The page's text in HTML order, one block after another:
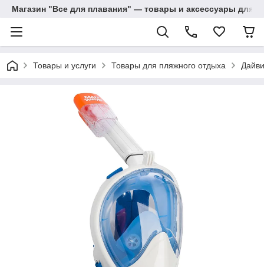
Магазин "Все для плавания" — товары и аксессуары для
Товары и услуги Товары для пляжного отдыха